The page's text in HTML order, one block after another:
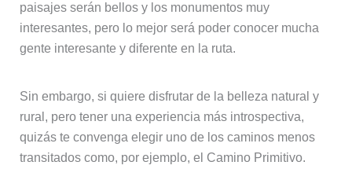
paisajes serán bellos y los monumentos muy
interesantes, pero lo mejor será poder conocer mucha
gente interesante y diferente en la ruta.
Sin embargo, si quiere disfrutar de la belleza natural y
rural, pero tener una experiencia más introspectiva,
quizás te convenga elegir uno de los caminos menos
transitados como, por ejemplo, el Camino Primitivo.